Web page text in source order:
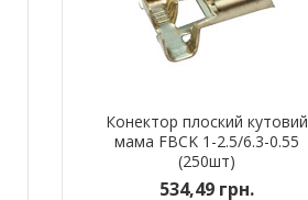
Конектор плоский кутовий
мама FBCK 1-2.5/6.3-0.55
(250шт)
534,49 грн.